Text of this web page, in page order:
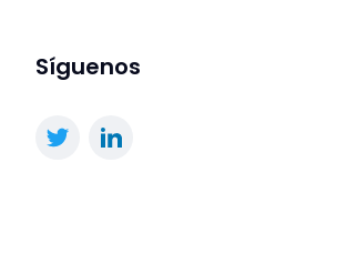
Síguenos